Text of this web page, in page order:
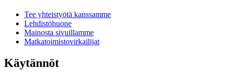
Tee yhteistyötä kanssamme
Lehdistöhuone
Mainosta sivuillamme
Matkatoimistovirkailijat
Käytännöt